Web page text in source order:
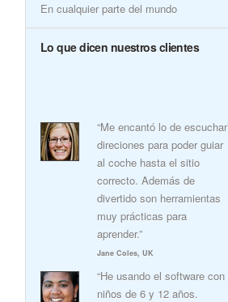
En cualquier parte del mundo
Lo que dicen nuestros clientes
“Me encantó lo de escuchar
direciones para poder guiar
al coche hasta el sitio
correcto. Además de
divertido son herramientas
muy prácticas para
aprender.”
Jane Coles, UK
“He usando el software con
niños de 6 y 12 años.